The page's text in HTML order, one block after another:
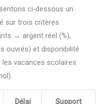
ci‑dessous un
sur trois critères
→ argent réel (%),
ouvrés) et disponibilité
vacances scolaires
Délai
Support